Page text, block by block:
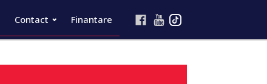
Contact Finantare